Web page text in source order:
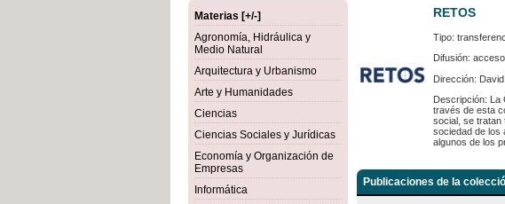
Materias [+/-]
Agronomía, Hidráulica y
Medio Natural
Arquitectura y Urbanismo
Arte y Humanidades
Ciencias
Ciencias Sociales y Jurídicas
Economía y Organización de
Empresas
Informática
RETOS
Tipo:
Difusión:
Dirección:
Descripción: La
través de esta
social, se tratan
sociedad de los
algunos de los
Publicaciones de la